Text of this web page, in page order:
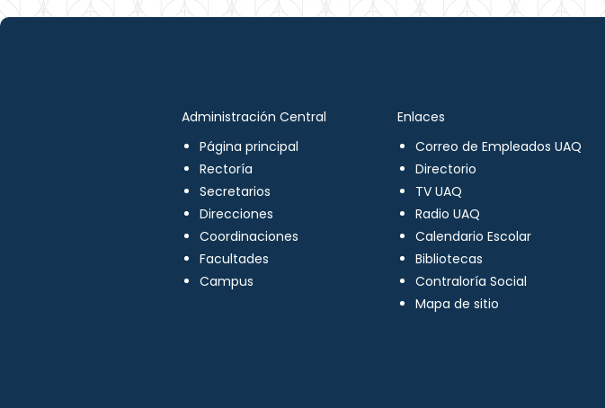
Administración Central
Página principal
Rectoría
Secretarios
Direcciones
Coordinaciones
Facultades
Campus
Enlaces
Correo de Empleados UAQ
Directorio
TV UAQ
Radio UAQ
Calendario Escolar
Bibliotecas
Contraloría Social
Mapa de sitio